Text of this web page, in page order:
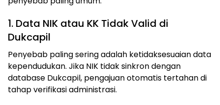
1. Data NIK atau KK Tidak Valid di
Dukcapil
Penyebab paling sering adalah ketidaksesuaian data
kependudukan. Jika NIK tidak sinkron dengan
database Dukcapil, pengajuan otomatis tertahan di
tahap verifikasi administrasi.